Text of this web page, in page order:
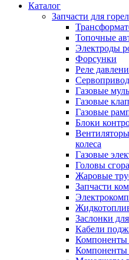
Каталог
Запчасти для
Топочные
Электроды
Форсунки
Реле
Газовые
Газовые
Газовые
Блоки
колеса
Газовые
Головы
Жаровые
Запчасти
Заслонки
Кабели
Компоненты
Компоненты